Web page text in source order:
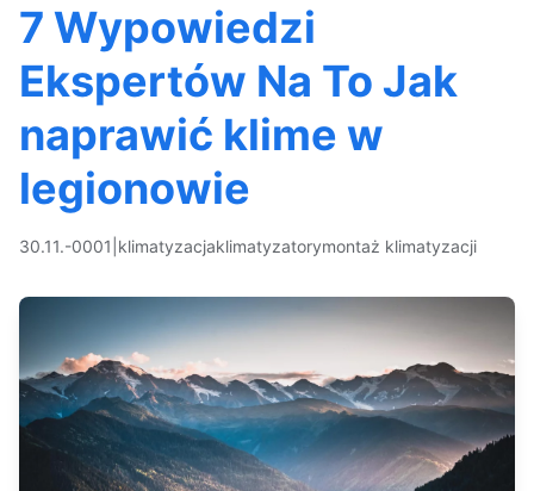
7 Wypowiedzi
Ekspertów Na To Jak
naprawić klime w
legionowie
30.11.-0001 klimatyzacjaklimatyzatorymontaż klimatyzacji